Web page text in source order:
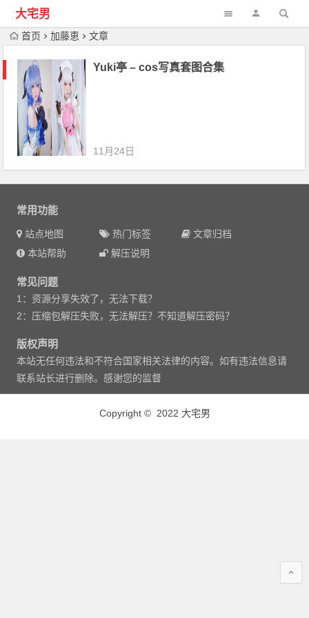
大宅男
首页 加藤恵 文章
Yuki亭 – cos写真套图合集
11月24日
常用功能
站点地图 热门标签
文章归档
本站帮助
解压说明
常见问题
1：资源分享失效了，无法下载？
2：压缩包解压失败，无法解压？不知道解压密码？
版权声明
本站无任何违法和不符合国家相关法律的内容。如有违法信息请
联系站长进行删除。感谢您的监督
Copyright © 2022 大宅男